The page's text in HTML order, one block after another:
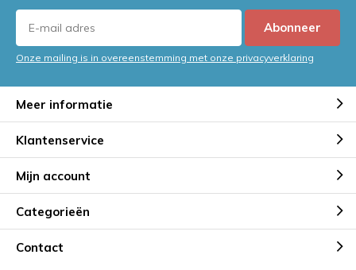
Abonneer
Onze mailing is in overeenstemming met onze privacyverklaring
Meer informatie
Klantenservice
Mijn account
Categorieën
Contact